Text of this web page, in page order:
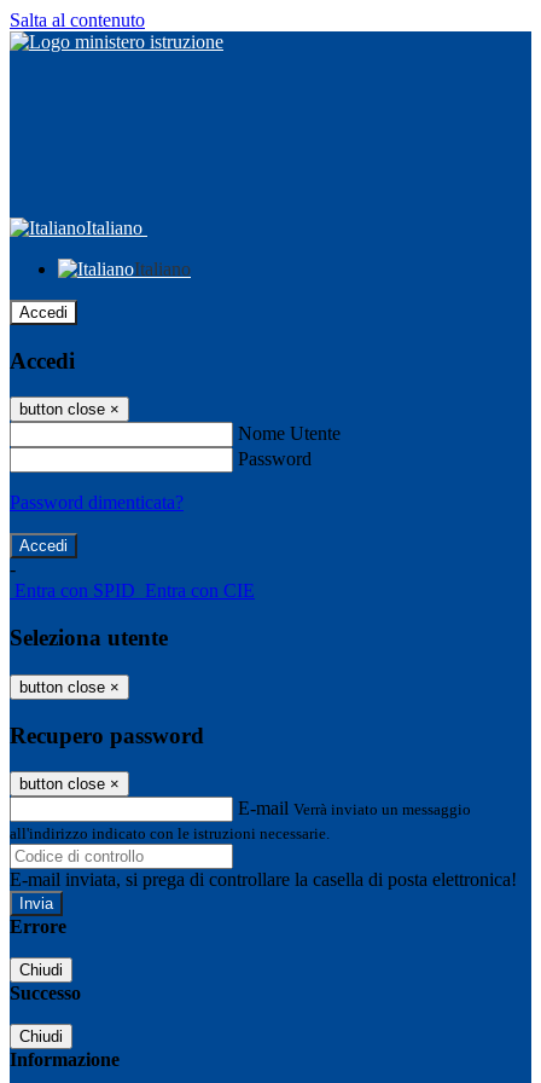
Salta al contenuto
Italiano
Italiano
Accedi
Accedi
button close ×
Nome Utente
Password
Password dimenticata?
-
Entra con SPID Entra con CIE
Seleziona utente
button close ×
Recupero password
button close ×
E-mail Verrà inviato un messaggio
all'indirizzo indicato con le istruzioni necessarie.
E-mail inviata, si prega di controllare la casella di posta elettronica!
Errore
Chiudi
Successo
Chiudi
Informazione